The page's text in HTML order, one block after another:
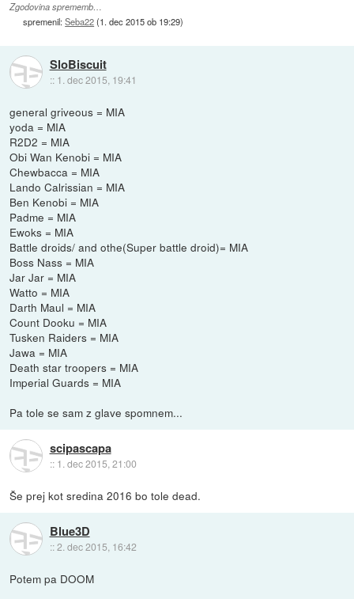
Zgodovina sprememb…
spremenil:Seba22(1. dec 2015 ob 19:29)
SloBiscuit
:: 1. dec 2015, 19:41
general griveous = MIA
yoda = MIA
R2D2 = MIA
Obi Wan Kenobi = MIA
Chewbacca = MIA
Lando Calrissian = MIA
Ben Kenobi = MIA
Padme = MIA
Ewoks = MIA
Battle droids/ and othe(Super battle droid)= MIA
Boss Nass = MIA
Jar Jar = MIA
Watto = MIA
Darth Maul = MIA
Count Dooku = MIA
Tusken Raiders = MIA
Jawa = MIA
Death star troopers = MIA
Imperial Guards = MIA
Pa tole se sam z glave spomnem...
scipascapa
:: 1. dec 2015, 21:00
Še prej kot sredina 2016 bo tole dead.
Blue3D
::2. dec 2015, 16:42
Potem pa DOOM